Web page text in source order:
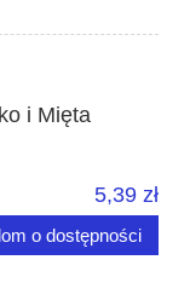
i Mięta
5,39 zł
o dostępności